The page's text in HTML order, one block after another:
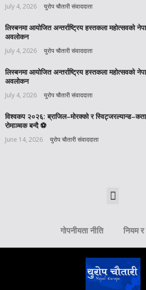
July 4, 2026 युरोप चौतारी संवाददाता
लिस्बनमा आयोजित अन्तर्राष्ट्रिय हस्तकला महोत्सवको
अवलोकन
July 4, 2026 युरोप चौतारी संवाददाता
लिस्बनमा आयोजित अन्तर्राष्ट्रिय हस्तकला महोत्सवको
अवलोकन
July 4, 2026 युरोप चौतारी संवाददाता
विश्वकप २०२६: ब्राजिल–मोरक्को र
रोमाञ्चक बन्दै ⚽️
June 14, 2026 युरोप चौतारी संवाददाता
गोपनीयता नीति नियम